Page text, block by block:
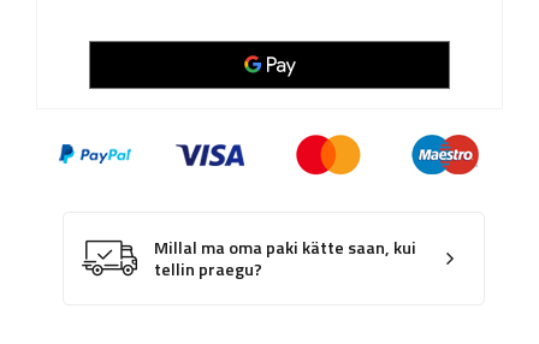
Millal ma oma paki kätte saan, kui
tellin praegu?